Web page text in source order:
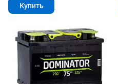
Купить